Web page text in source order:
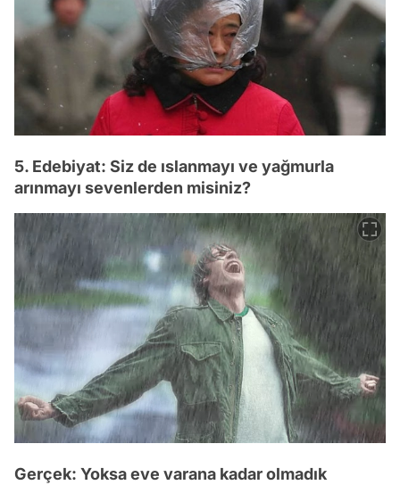
5. Edebiyat: Siz de ıslanmayı ve yağmurla
arınmayı sevenlerden misiniz?
Gerçek: Yoksa eve varana kadar olmadık